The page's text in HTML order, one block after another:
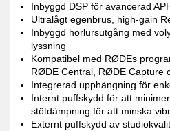
Inbyggd DSP för avancerad
Ultralågt egenbrus, high-gain
Inbyggd hörlursutgång med
lyssning
Kompatibel med RØDEs
RØDE Central, RØDE Capture
Integrerad upphängning för
Internt puffskydd för att
stötdämpning för att minska
Externt puffskydd av